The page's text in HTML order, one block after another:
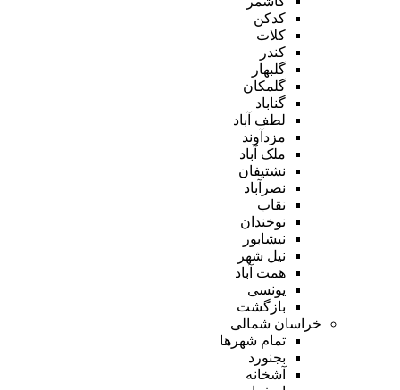
کدکن
کلات
کندر
گلبهار
گلمکان
گناباد
لطف آباد
مزدآوند
ملک آباد
نشتیفان
نصرآباد
نقاب
نوخندان
نیشابور
نیل شهر
همت آباد
یونسی
بازگشت
خراسان شمالی
تمام شهر‌ها
بجنورد
آشخانه